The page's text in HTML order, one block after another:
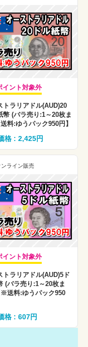
イント対象外
トラリアドル(AUD)20
幣 (バラ売り:1～20枚ま
料:ゆうパック950円】
格 : 2,425円
ンライン販売
イント対象外
トラリアドル(AUD)5ド
(バラ売り:1～20枚ま
送料:ゆうパック950
格 : 607円